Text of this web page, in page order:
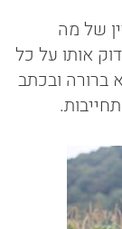
של מה
אותו על כל
ברורה ובכתב